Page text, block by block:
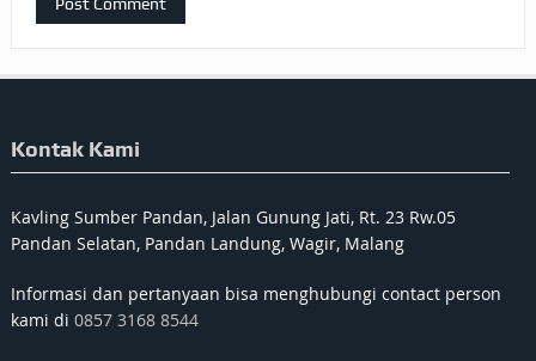
Kontak Kami
Kavling Sumber Pandan, Jalan Gunung Jati, Rt. 23 Rw.05
Pandan Selatan, Pandan Landung, Wagir, Malang
Informasi dan pertanyaan bisa menghubungi contact person
kami di 0857 3168 8544